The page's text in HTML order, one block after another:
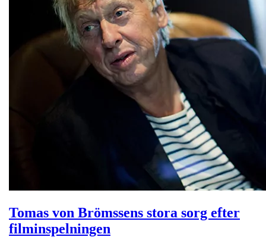
Tomas von Brömssens stora sorg efter
filminspelningen